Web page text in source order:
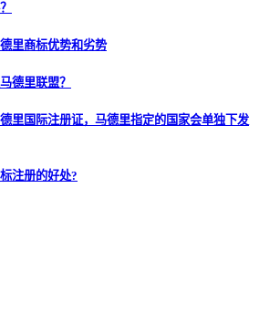
德里商标优势和劣势
德里联盟？
德里国际注册证，马德里指定的国家会单独下发
注册的好处?